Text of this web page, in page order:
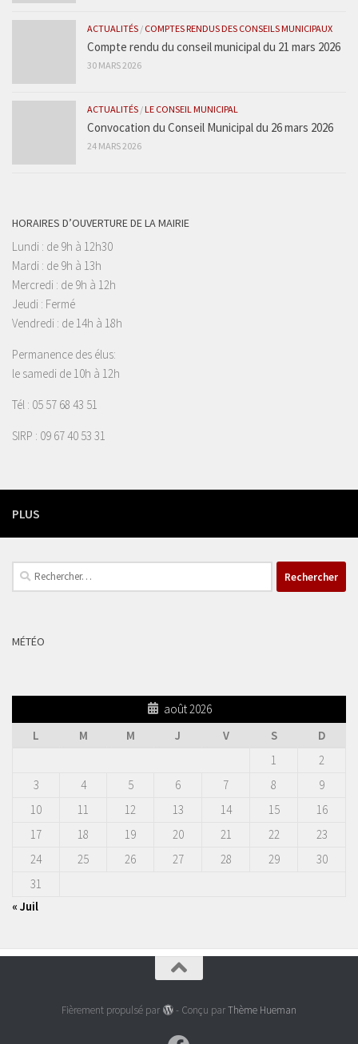
ACTUALITÉS / COMPTES RENDUS DES CONSEILS MUNICIPAUX
Compte rendu du conseil municipal du 21 mars 2026
30 MARS 2026
ACTUALITÉS /LE CONSEIL MUNICIPAL
Convocation du Conseil Municipal du 26 mars 2026
24 MARS 2026
HORAIRES D’OUVERTURE DE LA MAIRIE
Lundi : de 9h à 12h30
Mardi : de 9h à 13h
Mercredi : de 9h à 12h
Jeudi : Fermé
Vendredi : de 14h à 18h
Permanence des élus:
le samedi de 10h à 12h
Tél : 05 57 68 43 51
SIRP : 09 67 40 53 31
PLUS
Rechercher :
MÉTÉO
août 2026
L
M M J V S
D
1
2
3
4 5 6 7 8
9
10
11 12 13 14 15
16
17
18 19 20 21 22
23
24
25 26 27 28 29
30
31
« Juil
Fièrement propulsé par - Conçu parThème Hueman